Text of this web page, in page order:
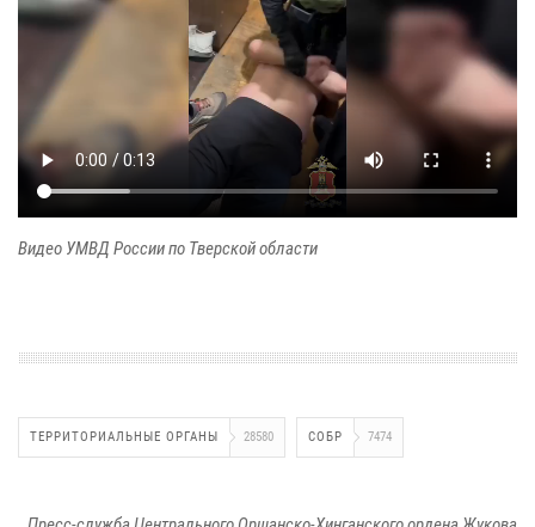
Видео УМВД России по Тверской области
ТЕРРИТОРИАЛЬНЫЕ ОРГАНЫ 28580 СОБР 7474